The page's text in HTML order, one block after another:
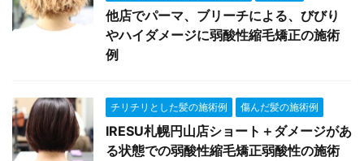
他店でパーマ、ブリーチによる、びびり
やハイダメージに弱酸性縮毛矯正の施術
例
チリチリとした髪の施術例 傷んだ髪の施術例
IRESU札幌円山店ショート＋ダメージがあ
る状態での弱酸性縮毛矯正弱酸性の施術